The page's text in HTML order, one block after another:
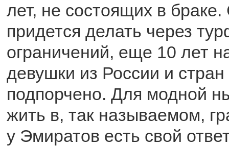
лет, не состоящих в браке.
придется делать через
ограничений, еще 10 лет
девушки из России и
подпорчено. Для модной
жить в, так называемом,
у Эмиратов есть свой